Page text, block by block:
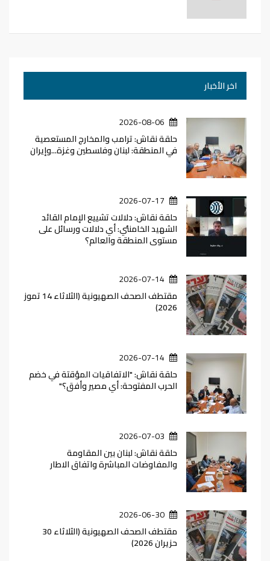
اخر الأخبار
2026-08-06
حلقة نقاش: ترامب والمخارج المستعصية
في المنطقة: لبنان وفلسطين وغزة...وإيران
2026-07-17
حلقة نقاش: دلالات تشييع الإمام القائد
الشهيد الخامنئي: أي دلالات ورسائل على
مستوى المنطقة والعالم؟
2026-07-14
مقتطف الصحف الصهيونية (الثلاثاء 14 تموز
2026)
2026-07-14
حلقة نقاش: "الاتفاقيات المؤقتة في خضم
الحرب المفتوحة: أي مصير وأفق؟"
2026-07-03
حلقة نقاش: لبنان بين المقاومة
والمفاوضات المباشرة واتفاق الاطار
2026-06-30
مقتطف الصحف الصهيونية (الثلاثاء 30
حزيران 2026)